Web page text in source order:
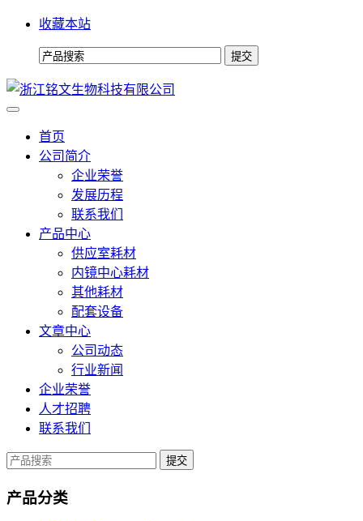
收藏本站
首页
公司简介
企业荣誉
发展历程
联系我们
产品中心
供应室耗材
内镜中心耗材
其他耗材
配套设备
文章中心
公司动态
行业新闻
企业荣誉
人才招聘
联系我们
提交
产品分类